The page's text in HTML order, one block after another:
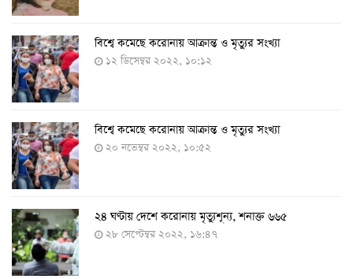
বিশ্বে কমেছে করোনায় আক্রান্ত ও মৃত্যুর সংখ্যা
১২ ডিসেম্বর ২০২২, ১০:১২
বিশ্বে কমেছে করোনায় আক্রান্ত ও মৃত্যুর সংখ্যা
২০ নভেম্বর ২০২২, ১০:৫২
২৪ ঘণ্টায় দেশে করোনায় মৃত্যুশূন্য, শনাক্ত ৬৬৫
২৮ সেপ্টেম্বর ২০২২, ১৬:৪৭